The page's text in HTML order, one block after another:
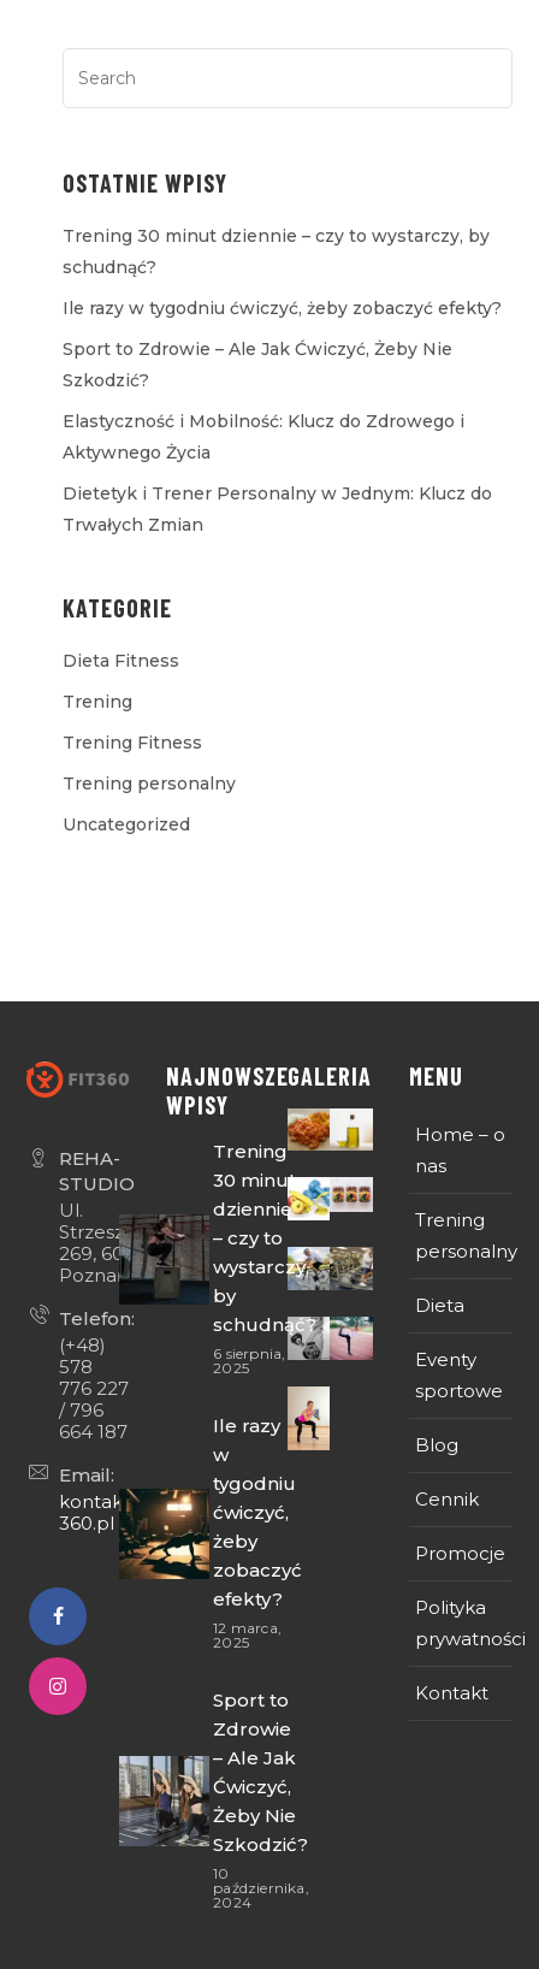
OSTATNIE WPISY
Trening 30 minut dziennie – czy to wystarczy, by
schudnąć?
Ile razy w tygodniu ćwiczyć, żeby zobaczyć efekty?
Sport to Zdrowie – Ale Jak Ćwiczyć, Żeby Nie
Szkodzić?
Elastyczność i Mobilność: Klucz do Zdrowego i
Aktywnego Życia
Dietetyk i Trener Personalny w Jednym: Klucz do
Trwałych Zmian
KATEGORIE
Dieta Fitness
Trening
Trening Fitness
Trening personalny
Uncategorized
REHA-
STUDIO
Ul.
Strzeszyńska
269, 60-474
Poznań
Telefon:
(+48)
578
776 227
/ 796
664 187
Email:
kontakt@fit-
360.pl
NAJNOWSZE
WPISY
Trening
30 minut
dziennie
– czy to
wystarczy,
by
schudnąć?
6 sierpnia,
2025
Ile razy
w
tygodniu
ćwiczyć,
żeby
zobaczyć
efekty?
12 marca,
2025
Sport to
Zdrowie
– Ale Jak
Ćwiczyć,
Żeby Nie
Szkodzić?
10
października,
2024
GALERIA MENU
Home – o
nas
Trening
personalny
Dieta
Eventy
sportowe
Blog
Cennik
Promocje
Polityka
prywatności
Kontakt